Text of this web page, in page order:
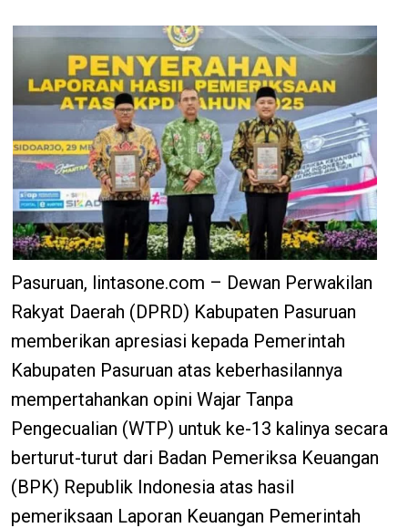
Pasuruan, lintasone.com – Dewan Perwakilan
Rakyat Daerah (DPRD) Kabupaten Pasuruan
memberikan apresiasi kepada Pemerintah
Kabupaten Pasuruan atas keberhasilannya
mempertahankan opini Wajar Tanpa
Pengecualian (WTP) untuk ke-13 kalinya secara
berturut-turut dari Badan Pemeriksa Keuangan
(BPK) Republik Indonesia atas hasil
pemeriksaan Laporan Keuangan Pemerintah